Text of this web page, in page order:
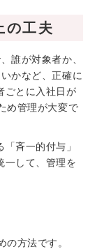
の工夫
誰が対象者か、
かなど、正確に
ごとに入社日が
め管理が大変で
斉一的付与」
一して、管理を
方法です。